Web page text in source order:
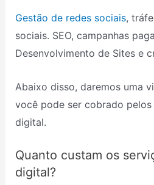
Gestão de redes sociais,
sociais. SEO, campanhas
Desenvolvimento de Sites e
Abaixo disso, daremos uma
você pode ser cobrado
digital.
Quanto custam os
digital?